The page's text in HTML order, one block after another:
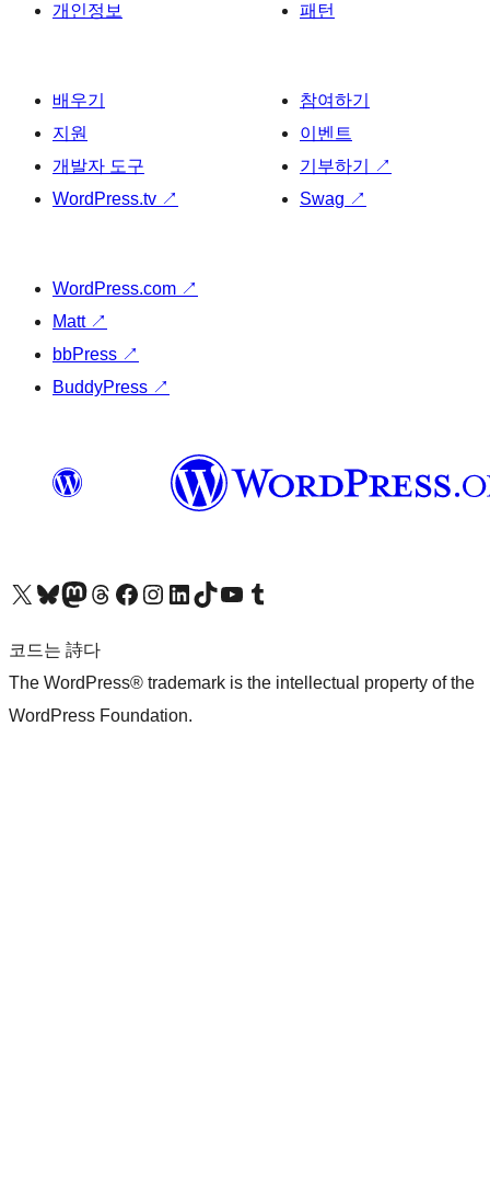
개인정보
패턴
배우기
지원
개발자 도구
WordPress.tv ↗
참여하기
이벤트
기부하기
↗
Swag ↗
WordPress.com ↗
Matt ↗
bbPress ↗
BuddyPress ↗
X(이전 트위터) 계정 방문하기블루스카이 계정 방문하기마스토돈 계정 방문하기스레드 계정 방문하기 페이스북 페이지 방문하기인스타그램 계정 방문하기 LinkedIn 계정 방문하기틱톡 계정 방문하기유튜브 채널 방문하기 텀블러 계정 방문하기
코드는 詩다
The WordPress® trademark is the intellectual property of the
WordPress Foundation.